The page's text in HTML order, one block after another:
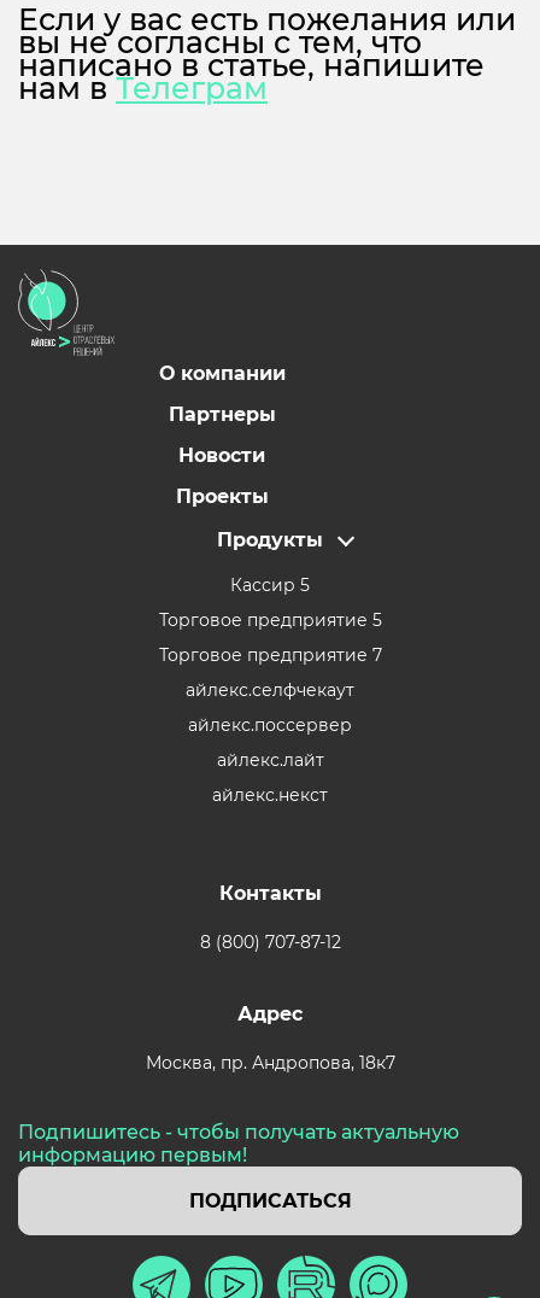
Если у вас есть пожелания или
вы не согласны с тем, что
написано в статье, напишите
нам вТелеграм
О компании
Партнеры
Новости
Проекты
Продукты
Кассир 5
Торговое предприятие 5
Торговое предприятие 7
айлекс.селфчекаут
айлекс.поссервер
айлекс.лайт
айлекс.некст
Контакты
8 (800) 707-87-12
Адрес
Москва,пр. Андропова, 18к7
Подпишитесь - чтобы получать актуальную
информацию первым!
ПОДПИСАТЬСЯ